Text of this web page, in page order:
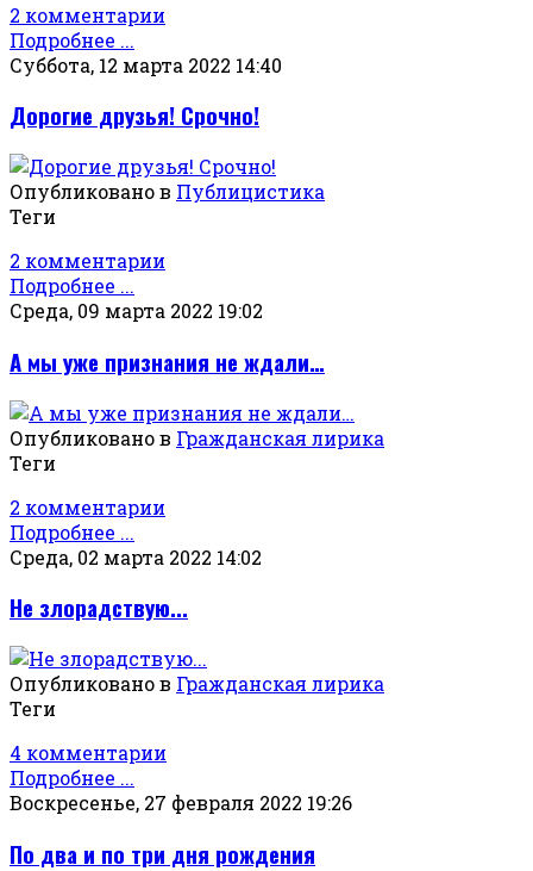
2 комментарии
Подробнее ...
Суббота, 12 марта 2022 14:40
Дорогие друзья! Срочно!
Опубликовано в Публицистика
Теги
2 комментарии
Подробнее ...
Среда, 09 марта 2022 19:02
А мы уже признания не ждали…
Опубликовано в Гражданская лирика
Теги
2 комментарии
Подробнее ...
Среда, 02 марта 2022 14:02
Не злорадствую...
Опубликовано в Гражданская лирика
Теги
4 комментарии
Подробнее ...
Воскресенье, 27 февраля 2022 19:26
По два и по три дня рождения